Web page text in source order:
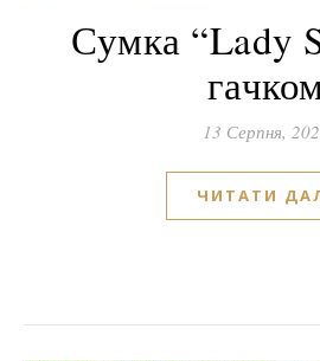
Сумка “Lady
13 Серпня,
ЧИТАТИ